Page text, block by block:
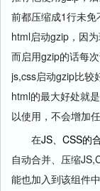
前都压缩成1行未
html启动gzip，因
而启用gzip的话每
js,css启动gzip比较
html的最大好处就
以使用，不会增加
在JS、CSS的
自动合并、压缩
能也加入到该组件